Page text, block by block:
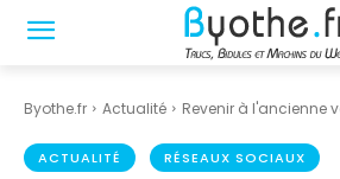
Byothe.fr Actualité Revenir à l'ancienne
ACTUALITÉ RÉSEAUX SOCIAUX